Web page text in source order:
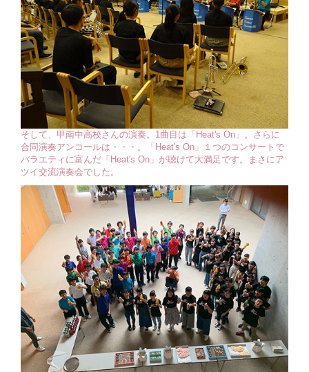
そして、甲南中高校さんの演奏。1曲目は「Heat's On」。さらに
合同演奏アンコールは・・・。「Heat's On」１つのコンサートで
バラエティに富んだ「Heat's On」が聴けて大満足です。まさにア
ツイ交流演奏会でした。